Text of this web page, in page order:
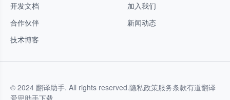
开发文档
合作伙伴
技术博客
加入我们
新闻动态
© 2024 翻译助手. All rights reserved.隐私政策服务条款有道翻译